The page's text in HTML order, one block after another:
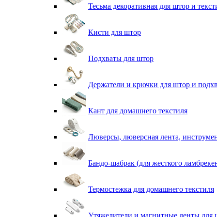
Тесьма декоративная для штор и
Кисти для штор
Подхваты для штор
Держатели и крючки для штор и
Кант для домашнего текстиля
Люверсы, люверсная лента,
Бандо-шабрак (для жесткого
Термостежка для домашнего текстиля
Утяжелители и магнитные ленты для